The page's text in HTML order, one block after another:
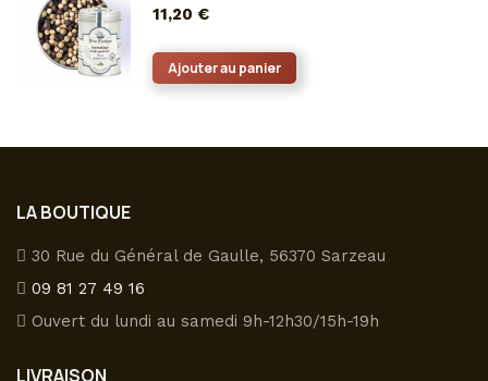
11,20 €
Ajouter au panier
LA BOUTIQUE
30 Rue du Général de Gaulle, 56370 Sarzeau
09 81 27 49 16
Ouvert du lundi au samedi 9h-12h30/15h-19h
LIVRAISON